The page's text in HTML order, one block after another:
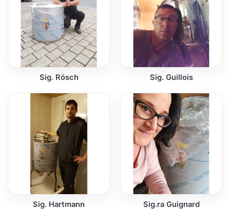
Sig. Rösch Sig. Guillois
Sig. Hartmann Sig.ra Guignard